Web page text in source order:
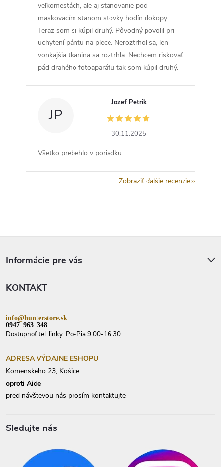
veľkomestách, ale aj stanovanie pod
maskovacím stanom stovky hodín dokopy.
Teraz som si kúpil druhý. Pôvodný povolil pri
uchytení pántu na plece. Neroztrhol sa, len
vonkajšia tkanina sa roztrhla. Nechcem riskovať
pád drahého fotoaparátu tak som kúpil druhý.
JP
Jozef Petrik
30.11.2025
Všetko prebehlo v poriadku.
Zobraziť ďalšie recenzie
Informácie pre vás
KONTAKT
info@hunterstore.sk
0947 963 348
Dostupnoť tel. linky: Po-Pia 9:00-16:30
ADRESA VÝDAJNE ESHOPU
Komenského 23, Košice
oproti Aide
pred návštevou nás prosím kontaktujte
Sledujte nás